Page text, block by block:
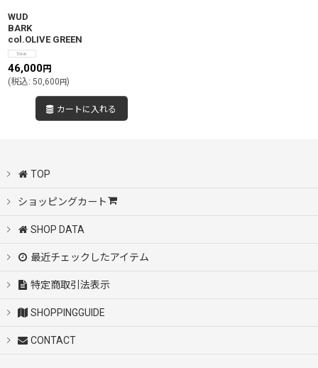
WUD
BARK
col.OLIVE GREEN
46,000円
(税込: 50,600円)
カートに入れる
TOP
ショッピングカート
SHOP DATA
最近チェックしたアイテム
特定商取引法表示
SHOPPINGGUIDE
CONTACT